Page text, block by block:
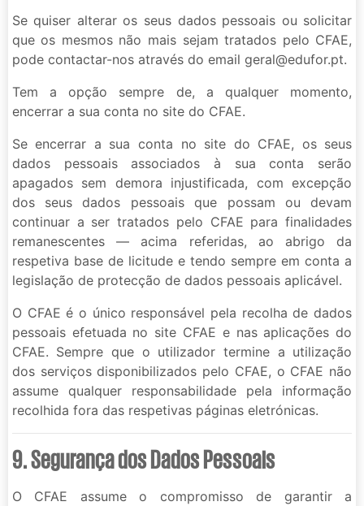
Se quiser alterar os seus dados pessoais ou solicitar
que os mesmos não mais sejam tratados pelo CFAE,
pode contactar-nos através do email geral@edufor.pt.
Tem a opção sempre de, a qualquer momento,
encerrar a sua conta no site do CFAE.
Se encerrar a sua conta no site do CFAE, os seus
dados pessoais associados à sua conta serão
apagados sem demora injustificada, com excepção
dos seus dados pessoais que possam ou devam
continuar a ser tratados pelo CFAE para finalidades
remanescentes — acima referidas, ao abrigo da
respetiva base de licitude e tendo sempre em conta a
legislação de protecção de dados pessoais aplicável.
O CFAE é o único responsável pela recolha de dados
pessoais efetuada no site CFAE e nas aplicações do
CFAE. Sempre que o utilizador termine a utilização
dos serviços disponibilizados pelo CFAE, o CFAE não
assume qualquer responsabilidade pela informação
recolhida fora das respetivas páginas eletrónicas.
9. Segurança dos Dados Pessoais
O CFAE assume o compromisso de garantir a